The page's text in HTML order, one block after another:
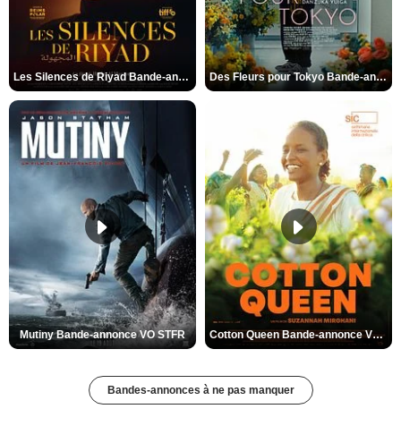
Les Silences de Riyad Bande-annonce VO STFR Des Fleurs pour Tokyo Bande-annonce VO STFR
Mutiny Bande-annonce VO STFR Cotton Queen Bande-annonce VO STFR
Bandes-annonces à ne pas manquer